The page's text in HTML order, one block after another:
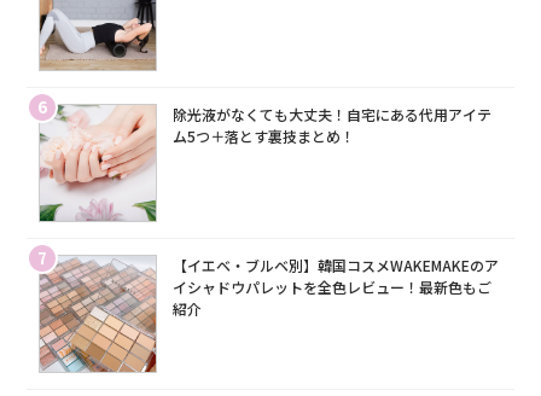
6
除光液がなくても大丈夫！自宅にある代用アイテ
ム5つ＋落とす裏技まとめ！
7
【イエベ・ブルベ別】韓国コスメWAKEMAKEのア
イシャドウパレットを全色レビュー！最新色もご
紹介